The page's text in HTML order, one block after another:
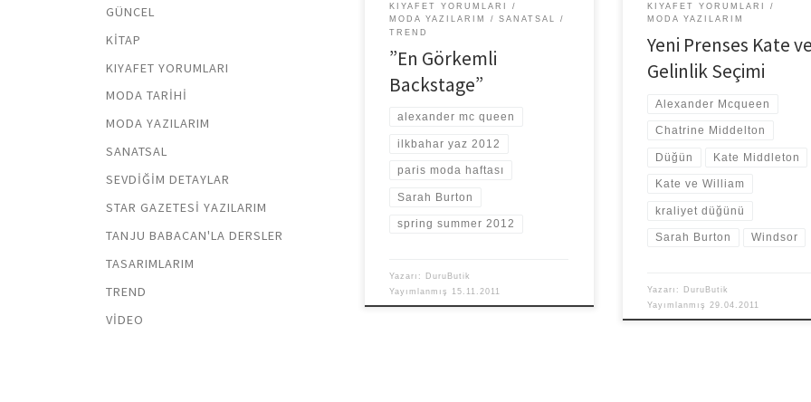
KIYAFET YORUMLARI
MODA YAZILARIM
SANATSAL
TREND
”En Görkemli
Backstage”
alexander mc queen
ilkbahar yaz 2012
paris moda haftası
Sarah Burton
spring summer 2012
Yazarı: DuruButik
Yayımlanmış 15.11.2011
KIYAFET YORUMLARI
MODA YAZILARIM
Yeni Prenses Kate
Gelinlik Seçimi
Alexander Mcqueen
Chatrine Middelton
Düğün Kate Middleton
Kate ve William
kraliyet düğünü
Sarah Burton Windsor
Yazarı: DuruButik
Yayımlanmış29.04.2011
GÜNCEL
KITAP
KIYAFET YORUMLARI
MODA TARIHI
MODA YAZILARIM
SANATSAL
SEVDIĞIM DETAYLAR
STAR GAZETESI YAZILARIM
TANJU BABACAN'LA DERSLER
TASARIMLARIM
TREND
VIDEO